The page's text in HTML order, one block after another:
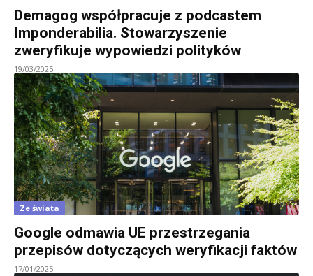
Demagog współpracuje z podcastem
Imponderabilia. Stowarzyszenie
zweryfikuje wypowiedzi polityków
19/03/2025
Ze świata
Google odmawia UE przestrzegania
przepisów dotyczących weryfikacji faktów
17/01/2025